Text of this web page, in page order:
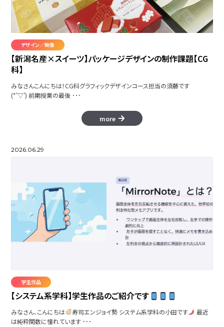
愚羅毘帝
美しい村 弥彦
RAI PV
デザイン／映像
【新潟名産×スイーツ】パッケージデザインの制作課題【CG
科】
みなさんこんにちは！CG科グラフィックデザインコース担当の須藤です
(*'▽') 前期授業の最後 ･･･
more
2026.06.29
学生作品
【システム系学科】学生作品のご紹介です
みなさん、こんにちは 寿司エンジョイ勢 システム系学科の小田です
最近
は純粋関数に憧れています ･･･